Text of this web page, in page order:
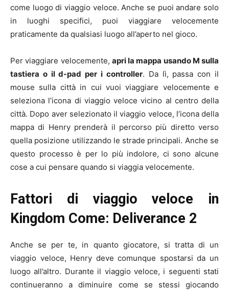
come luogo di viaggio veloce. Anche se puoi andare solo
in luoghi specifici, puoi viaggiare velocemente
praticamente da qualsiasi luogo all’aperto nel gioco.
Per viaggiare velocemente, apri la mappa usando M sulla
tastiera o il d-pad per i controller. Da lì, passa con il
mouse sulla città in cui vuoi viaggiare velocemente e
seleziona l’icona di viaggio veloce vicino al centro della
città. Dopo aver selezionato il viaggio veloce, l’icona della
mappa di Henry prenderà il percorso più diretto verso
quella posizione utilizzando le strade principali. Anche se
questo processo è per lo più indolore, ci sono alcune
cose a cui pensare quando si viaggia velocemente.
Fattori di viaggio veloce in
Kingdom Come: Deliverance 2
Anche se per te, in quanto giocatore, si tratta di un
viaggio veloce, Henry deve comunque spostarsi da un
luogo all’altro. Durante il viaggio veloce, i seguenti stati
continueranno a diminuire come se stessi giocando